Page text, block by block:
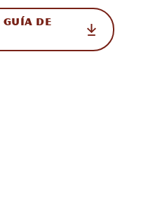
GUÍA DE